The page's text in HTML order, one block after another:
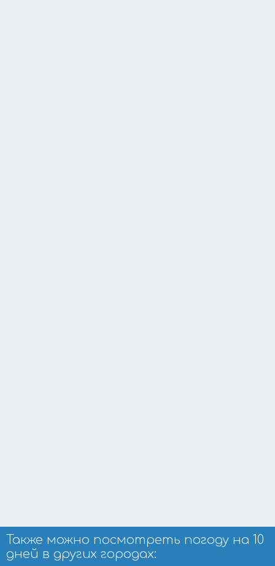
Также можно посмотреть погоду на 10
дней в других городах: